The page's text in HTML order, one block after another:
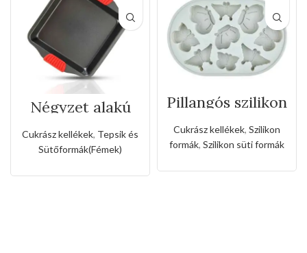
Négyzet alakú
tepsi szilikon
fogóval
Cukrász kellékek, Tepsik és
Sütőformák(Fémek)
Pillangós szilikon
forma
Cukrász kellékek, Szilikon
formák, Szilikon süti formák